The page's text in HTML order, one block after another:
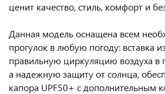
ценит качество, стиль, комфорт и
Данная модель оснащена всем
прогулок в любую погоду: вставка
правильную циркуляцию воздуха в
а надежную защиту от солнца,
капора UPF50+ с дополнительным